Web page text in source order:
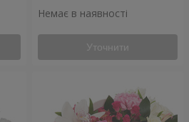
Немає в наявності
Уточнити